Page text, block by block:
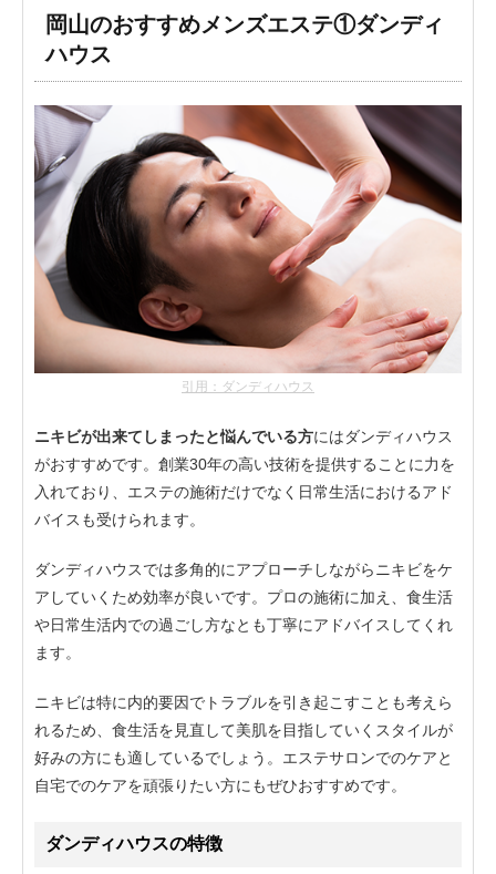
岡山のおすすめメンズエステ①ダンディ
ハウス
引用：ダンディハウス
ニキビが出来てしまったと悩んでいる方にはダンディハウス
がおすすめです。創業30年の高い技術を提供することに力を
入れており、エステの施術だけでなく日常生活におけるアド
バイスも受けられます。
ダンディハウスでは多角的にアプローチしながらニキビをケ
アしていくため効率が良いです。プロの施術に加え、食生活
や日常生活内での過ごし方なとも丁寧にアドバイスしてくれ
ます。
ニキビは特に内的要因でトラブルを引き起こすことも考えら
れるため、食生活を見直して美肌を目指していくスタイルが
好みの方にも適しているでしょう。エステサロンでのケアと
自宅でのケアを頑張りたい方にもぜひおすすめです。
ダンディハウスの特徴